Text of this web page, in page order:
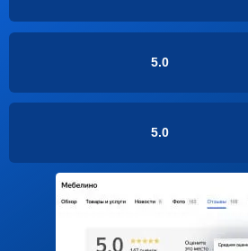
5.0
5.0